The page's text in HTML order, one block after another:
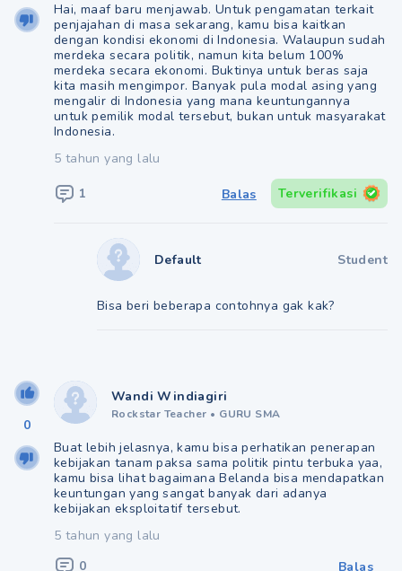
Hai, maaf baru menjawab. Untuk pengamatan terkait
penjajahan di masa sekarang, kamu bisa kaitkan
dengan kondisi ekonomi di Indonesia. Walaupun sudah
merdeka secara politik, namun kita belum 100%
merdeka secara ekonomi. Buktinya untuk beras saja
kita masih mengimpor. Banyak pula modal asing yang
mengalir di Indonesia yang mana keuntungannya
untuk pemilik modal tersebut, bukan untuk masyarakat
Indonesia.
5 tahun yang lalu
1 Balas Terverifikasi
Default Student
Bisa beri beberapa contohnya gak kak?
0
Wandi Windiagiri
Rockstar Teacher • GURU SMA
Buat lebih jelasnya, kamu bisa perhatikan penerapan
kebijakan tanam paksa sama politik pintu terbuka yaa,
kamu bisa lihat bagaimana Belanda bisa mendapatkan
keuntungan yang sangat banyak dari adanya
kebijakan eksploitatif tersebut.
5 tahun yang lalu
0
Balas